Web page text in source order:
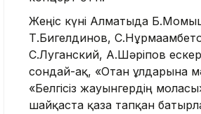
Жеңіс күні Алматыда
Т.Бигелдинов,
С.Луганский, А.Шәріпов
сондай-ақ, «Отан ұлдарына
«Белгісіз жауынгердің
шайқаста қаза тапқан